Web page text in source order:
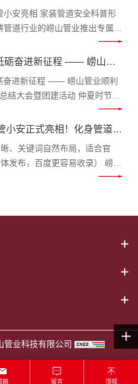
、装修师傅、工程采购商都在发
如何避开管材隐患。深耕塑胶管
痛点，正式推出品牌专属 IP 形象
小安，以亲民科普的形式，成为
众身边的管道安全顾问。 “管” 代
表崂山管业主营管道产业，深耕
冷热水管、PE-RT 地暖管、静
全品类管材；“安” 是崂山管业始
坚守的品牌初心，寓意水管安
标、施工规范转化成通俗易懂的科
优质水管。 一、管小安能为大家解
的管道科普 IP，管小安的内容覆盖
房水管选材、旧房水路改造、地
管道铺设、卫生间静音排水管安
； 工程场景：市政给排水管
、电力穿线管选型、工地管路验
等防暑降温物资，切实为高温
解辛劳。公司统一接收慰问物
坎上。一份份防暑物资，承载
真切关心与深情牵挂，让职工
凉与浓浓温情。
小安亮相 家装管道安全科普形
管道行业的崂山管业推出专属
水管、工程管材科普，讲解管道
守护管路用水安全。
程，一旦水管渗漏、管材老化
钱，无数业主、装修师傅、工
山管业，为解决大众选管难、
正式推出品牌专属 IP 形象管
式，成为大众身边的管道安全
管业主营管道产业，深耕 PPR
管安全、居家安心、工程安
小安打破专业壁垒，把晦涩的
选优质水管。 一、管小安能为大
、工地管路验收标准讲解； 日
砺奋进新征程 —— 崂山管
中工作总结大会暨团建活
奋进新征程 —— 崂山管业顺利
暨团建活动 仲夏时节，
盘上半年工作成效，明确下半年
进力量，2026 年 7 月 25 日，
聚一堂，总结过往、谋划未
作完成情况、取得成果、存在
准指出工作中存在的问题与短
务，对下半年重点工作作出系
半年是冲刺全年目标的关键阶
想、坚定信心，强化责任担当
小安正式亮相！化身管道安
家装与工程管路
、关键词自然布局，适合官
发布，百度更容易收录） 崂山
式亮相！化身管道安全守护
通的桥梁，把安心管道理念带
业大多只有冰冷的产品，缺少通
务。管小安应运而生，将专业
静音排水管、HDPE 波纹管、
、安装规范、日常养护技巧。
业科技有限公司
箱 留言 顶部